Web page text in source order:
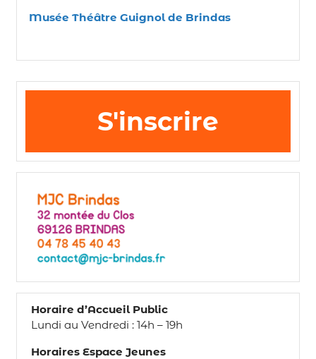
Musée Théâtre Guignol de Brindas
S'inscrire
Horaire d’Accueil Public
Lundi au Vendredi : 14h – 19h
Horaires Espace Jeunes